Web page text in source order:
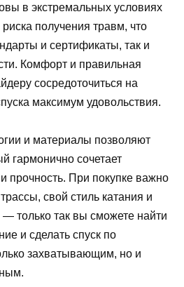
в экстремальных условиях
получения травм, что
и сертификаты, так и
Комфорт и правильная
сосредоточиться на
максимум удовольствия.
и материалы позволяют
гармонично сочетает
прочность. При покупке важно
свой стиль катания и
только так вы сможете найти
и сделать спуск по
захватывающим, но и